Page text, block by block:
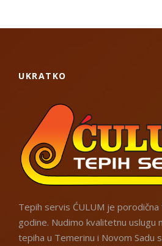
UKRATKO
Tepih servis ĆULUM je
godine. Nudimo kvalitetnu uslugu
tepiha u Temerinu i Novom Sadu